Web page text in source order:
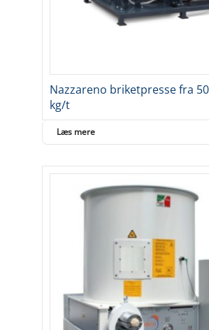
Nazzareno briketpresse fra
kg/t
Læs mere